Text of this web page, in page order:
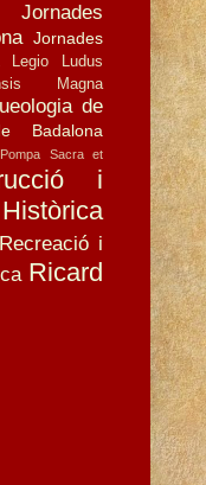
Jornades
Jornades
Legio
Ludus
Magna
de
Badalona
Pompa Sacra et
i
Recreació i
Ricard